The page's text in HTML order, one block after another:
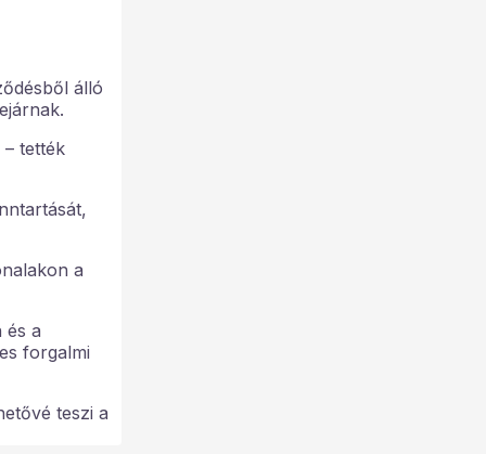
álló
tették
a
és a
forgalmi
teszi a